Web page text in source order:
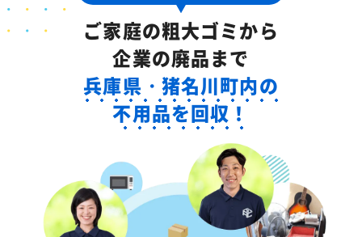
ご家庭の粗大ゴミから
企業の廃品まで
兵庫県・猪名川町内の
不用品を回収！